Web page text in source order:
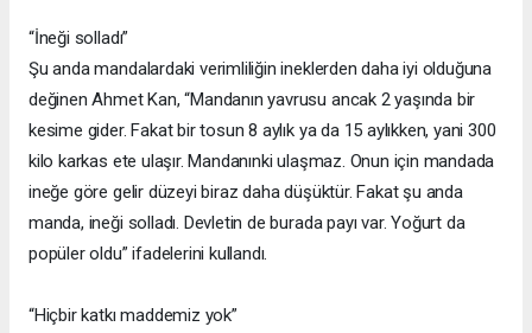
“İneği solladı”
Şu anda mandalardaki verimliliğin ineklerden daha iyi olduğuna
değinen Ahmet Kan, “Mandanın yavrusu ancak 2 yaşında bir
kesime gider. Fakat bir tosun 8 aylık ya da 15 aylıkken, yani 300
kilo karkas ete ulaşır. Mandanınki ulaşmaz. Onun için mandada
ineğe göre gelir düzeyi biraz daha düşüktür. Fakat şu anda
manda, ineği solladı. Devletin de burada payı var. Yoğurt da
popüler oldu” ifadelerini kullandı.
“Hiçbir katkı maddemiz yok”